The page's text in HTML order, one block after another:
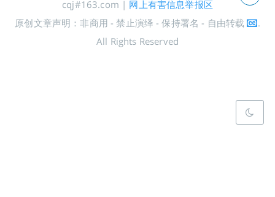
cqj#163.com | 网上有害信息举报区
原创文章声明：非商用 - 禁止演绎 - 保持署名 - 自由转载
.
All Rights Reserved